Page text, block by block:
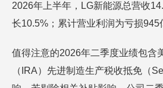
2026年上半年，LG新能源总营收
长10.5%；累计营业利润为亏损945
值得注意的2026年二季度业绩包含
（IRA）先进制造生产税收抵免（